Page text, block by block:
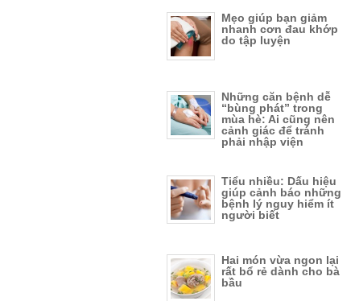
Mẹo giúp bạn giảm
nhanh cơn đau khớp
do tập luyện
Những căn bệnh dễ
“bùng phát” trong
mùa hè: Ai cũng nên
cảnh giác để tránh
phải nhập viện
Tiểu nhiều: Dấu hiệu
giúp cảnh báo những
bệnh lý nguy hiểm ít
người biết
Hai món vừa ngon lại
rất bổ rẻ dành cho bà
bầu